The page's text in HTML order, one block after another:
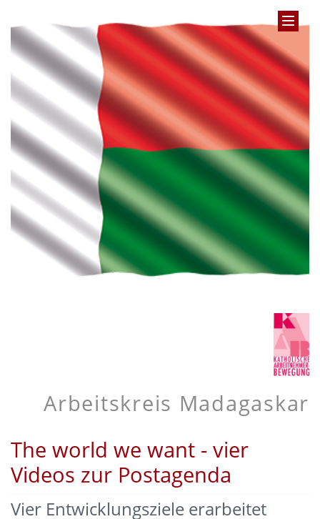
Arbeitskreis Madagaskar
The world we want - vier
Videos zur Postagenda
Vier Entwicklungsziele erarbeitet